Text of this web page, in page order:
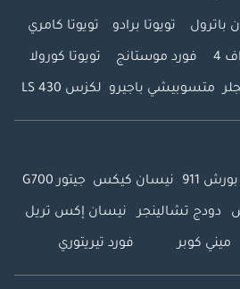
باترول تويوتا برادو تويوتا كامري
4 فورد موستانج تويوتا كورولا
متسوبيشي باجيرو لكزس LS 430
بورش 911 نيسان كيكس جيتور G700
دودج تشالينجر نيسان إكس تريل
ميني كوبر فورد تيريتوري